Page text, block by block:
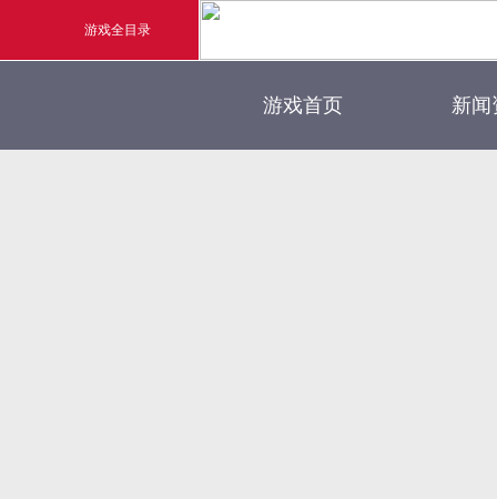
游戏全目录
玄幻游戏
玄天之剑
游戏首页 新闻
新闻